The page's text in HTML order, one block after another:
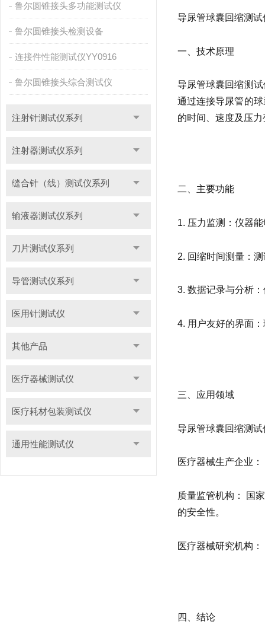
鲁尔圆锥接头多功能测试仪
鲁尔圆锥接头检测设备
连接件性能测试仪YY0916
鲁尔圆锥接头综合测试仪
注射针测试仪系列
注射器测试仪系列
缝合针（线）测试仪系列
输液器测试仪系列
刀片测试仪系列
导管测试仪系列
医用针测试仪
其他产品
医疗器械测试仪
医疗耗材包装测试仪
通用性能测试仪
导尿管球囊回缩测试
一、技术原理
导尿管球囊回缩测
通过连接导尿管的
的时间、速度及压
二、主要功能
1. 压力监测：仪器
2. 回缩时间测量：
3. 数据记录与分析
4. 用户友好的界面
三、应用领域
导尿管球囊回缩测试
医疗器械生产企业
质量监管机构： 国
的安全性。
医疗器械研究机构
四、结论